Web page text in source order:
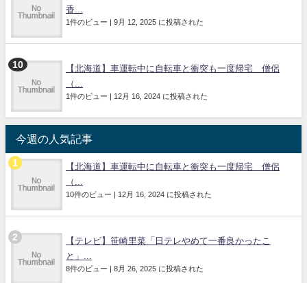
香...
1件のビュー 9月 12, 2025 に投稿された
【北海道】車運転中に自転車と衝突も一度帰宅 僧侶
（...
1件のビュー 12月 16, 2024 に投稿された
今週の人気記事
【北海道】車運転中に自転車と衝突も一度帰宅 僧侶
（...
10件のビュー 12月 16, 2024 に投稿された
【テレビ】笹崎里菜「日テレやめて一番良かったこ
と」...
8件のビュー 8月 26, 2025 に投稿された